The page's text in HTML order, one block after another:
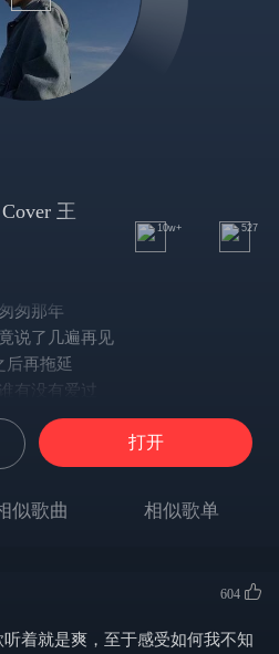
王
10w+ 527
匆那年
说了几遍再见
后再拖延
有没有爱过
七情上面的雄辩
匆匆那年
时匆忙撂下
等别人兑现
羽化再成仙
打开
似歌曲 相似歌单
604
着就是爽，至于感受如何我不知